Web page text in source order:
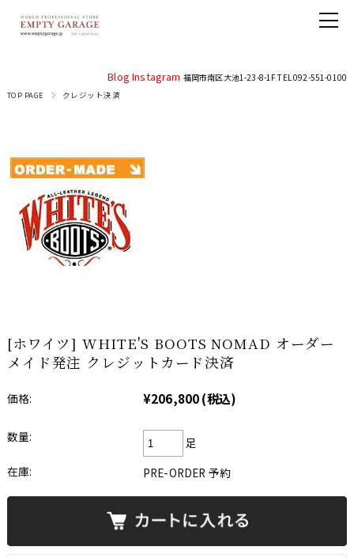
Blog Instagram 福岡市南区大池1-23-8-1F TEL 092-551-0100
TOP PAGE クレジット決済
[ホワイツ] WHITE'S BOOTS NOMAD オーダー
メイド発注 クレジットカード決済
価格: ¥206,800(税込)
数量:
足
在庫:
PRE-ORDER 予約